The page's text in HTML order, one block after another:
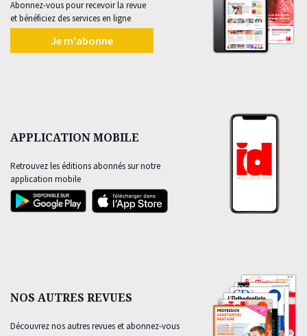
Abonnez-vous pour recevoir la revue
et bénéficiez des services en ligne
Je m'abonne
APPLICATION MOBILE
Retrouvez les éditions abonnés sur notre
application mobile
NOS AUTRES REVUES
Découvrez nos autres revues et abonnez-vous